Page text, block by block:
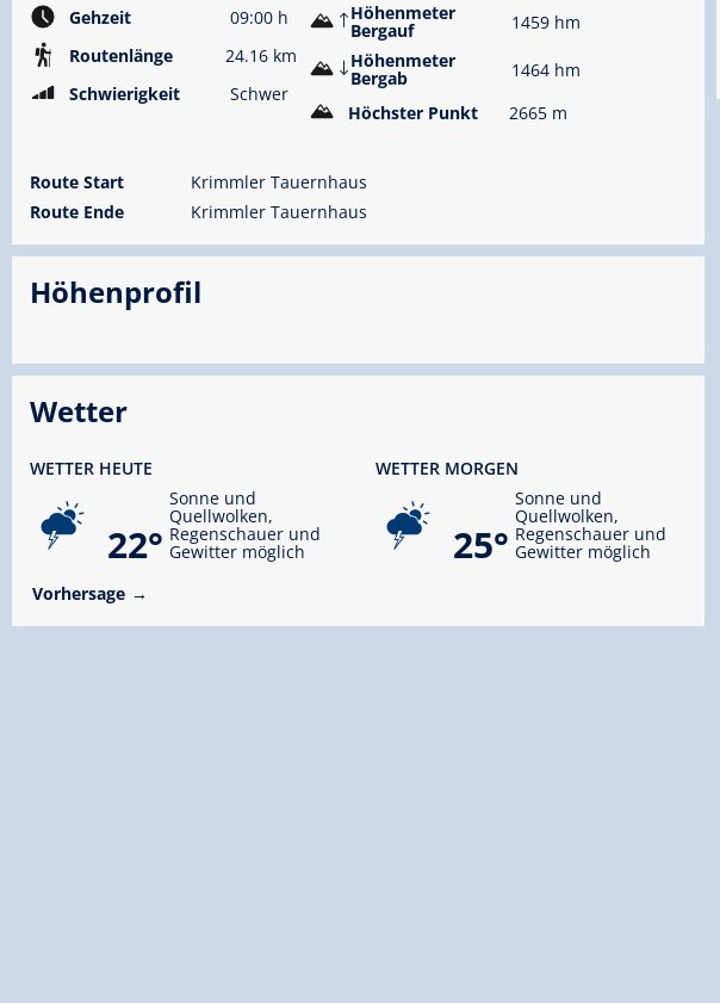
Gehzeit
09:00 h
Routenlänge
24.16 km
Schwierigkeit
Schwer
Höhenmeter
Bergauf
1459 hm
Höhenmeter
Bergab
1464 hm
Höchster Punkt
2665 m
Route Start
Krimmler Tauernhaus
Route Ende
Krimmler Tauernhaus
Höhenprofil
Wetter
WETTER HEUTE
22°
Sonne und
Quellwolken,
Regenschauer und
Gewitter möglich
WETTER MORGEN
25°
Sonne und
Quellwolken,
Regenschauer und
Gewitter möglich
Vorhersage